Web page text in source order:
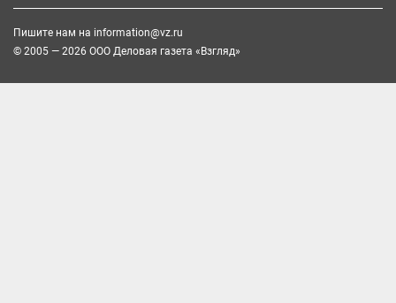
Пишите нам на information@vz.ru
© 2005 — 2026 ООО Деловая газета «Взгляд»